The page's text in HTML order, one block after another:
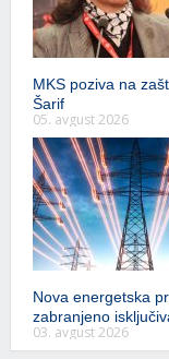
MKS poziva na
Šarif
05. avgust 2026
Nova energetska
zabranjeno
03. avgust 2026